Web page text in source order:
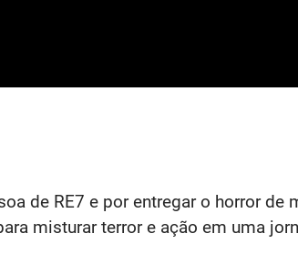
de RE7 e por entregar o horror de
misturar terror e ação em uma